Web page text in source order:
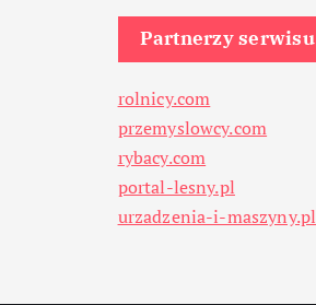
Partnerzy serwisu
rolnicy.com
przemyslowcy.com
rybacy.com
portal-lesny.pl
urzadzenia-i-maszyny.pl